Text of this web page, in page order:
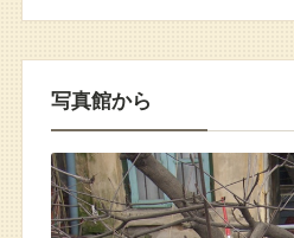
写真館から